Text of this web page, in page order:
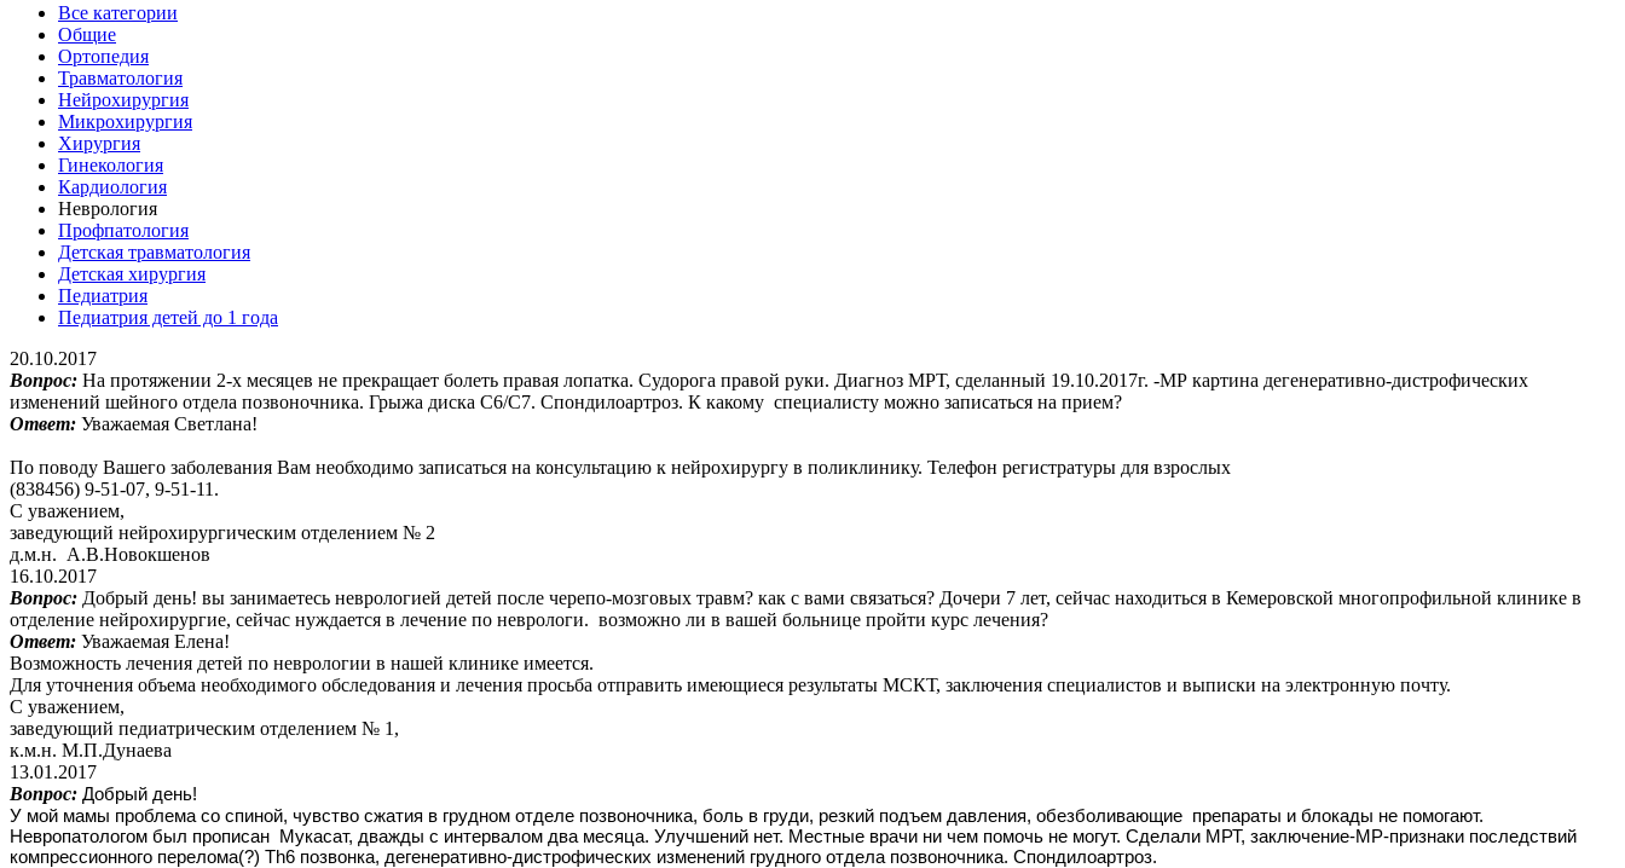
Все категории
Общие
Ортопедия
Травматология
Нейрохирургия
Микрохирургия
Хирургия
Гинекология
Кардиология
Неврология
Профпатология
Детская травматология
Детская хирургия
Педиатрия
Педиатрия детей до 1 года
20.10.2017
Вопрос: На протяжении 2-х месяцев не прекращает болеть правая лопатка. Судорога правой руки. Диагноз МРТ, сделанный 19.10.2017г. -МР картина дегенеративно-дистрофических
изменений шейного отдела позвоночника. Грыжа диска С6/С7. Спондилоартроз. К какому специалисту можно записаться на прием?
Ответ: Уважаемая Светлана!
По поводу Вашего заболевания Вам необходимо записаться на консультацию к нейрохирургу в поликлинику. Телефон регистратуры для взрослых
(838456) 9-51-07, 9-51-11.
С уважением,
заведующий нейрохирургическим отделением № 2
д.м.н. А.В.Новокшенов
16.10.2017
Вопрос: Добрый день! вы занимаетесь неврологией детей после черепо-мозговых травм? как с вами связаться? Дочери 7 лет, сейчас находиться в Кемеровской многопрофильной клинике в
отделение нейрохирургие, сейчас нуждается в лечение по неврологи. возможно ли в вашей больнице пройти курс лечения?
Ответ: Уважаемая Елена!
Возможность лечения детей по неврологии в нашей клинике имеется.
Для уточнения объема необходимого обследования и лечения просьба отправить имеющиеся результаты МСКТ, заключения специалистов и выписки на электронную почту.
С уважением,
заведующий педиатрическим отделением № 1,
к.м.н. М.П.Дунаева
13.01.2017
Вопрос: Добрый день!
У мой мамы проблема со спиной, чувство сжатия в грудном отделе позвоночника, боль в груди, резкий подъем давления, обезболивающие препараты и блокады не помогают.
Невропатологом был прописан Мукасат, дважды с интервалом два месяца. Улучшений нет. Местные врачи ни чем помочь не могут. Сделали МРТ, заключение-МР-признаки последствий
компрессионного перелома(?) Th6 позвонка, дегенеративно-дистрофических изменений грудного отдела позвоночника. Спондилоартроз.